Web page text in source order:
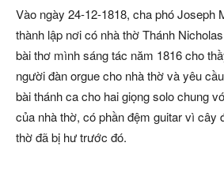
Vào ngày 24-12-1818, cha phó Joseph
thành lập nơi có nhà thờ Thánh
bài thơ mình sáng tác năm 1816 cho
người đàn orgue cho nhà thờ và yêu
bài thánh ca cho hai giọng solo chung
của nhà thờ, có phần đệm guitar vì cây
thờ đã bị hư trước đó.